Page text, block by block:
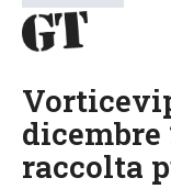
dicembre
raccolta